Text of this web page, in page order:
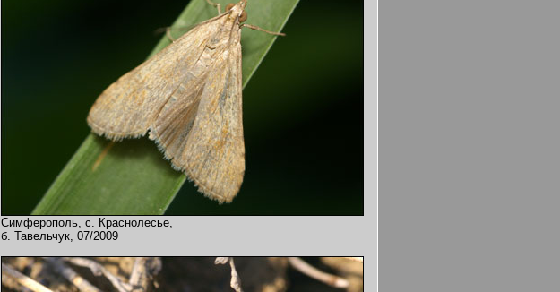
Симферополь, с. Краснолесье,
б. Тавельчук, 07/2009